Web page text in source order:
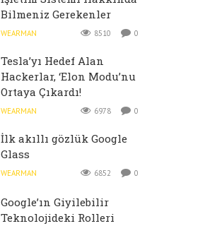
Bilmeniz Gerekenler
WEARMAN 8510 0
Tesla’yı Hedef Alan
Hackerlar, ‘Elon Modu’nu
Ortaya Çıkardı!
WEARMAN 6978 0
İlk akıllı gözlük Google
Glass
WEARMAN 6852 0
Google’ın Giyilebilir
Teknolojideki Rolleri